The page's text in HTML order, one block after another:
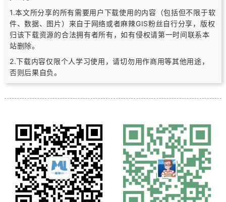
1.本文所分享的所有需要用户下载使用的内容（包括但不限于软
件、数据、图片） 来自于网络或者麻辣GIS粉丝自行分享，版权
归该下载资源的合法拥有者所有，如有侵权请第一时间联系本
站删除。
2.下载内容仅限个人学习使用，请切勿用作商用等其他用途，
否则后果自负。